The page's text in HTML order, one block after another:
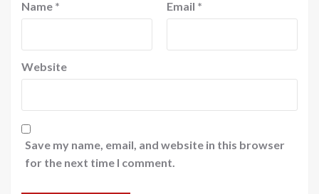
Name * Email *
Website
Save my name, email, and website in this browser
for the next time I comment.